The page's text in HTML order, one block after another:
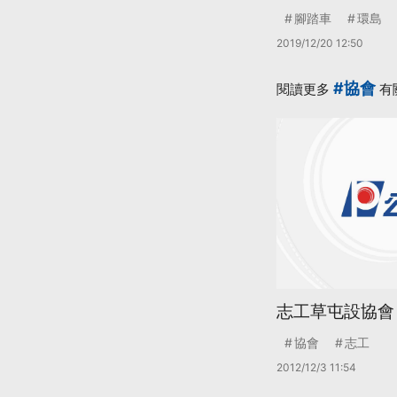
腳踏車 環島
2019/12/20 12:50
閱讀更多 #協會 有
志工草屯設協
協會 志工
2012/12/3 11:54